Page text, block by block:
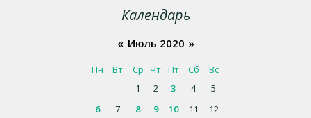
Календарь
« Июль 2020 »
Пн Вт Ср Чт Пт Сб
Вс
1
2 3 4
5
6
7 8 9 10 11
12